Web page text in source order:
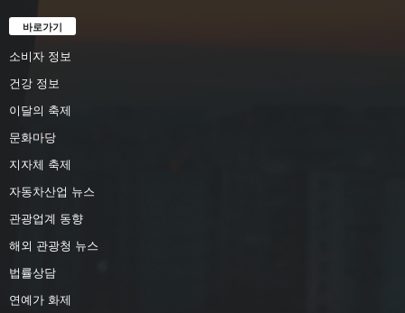
바로가기
소비자 정보
건강 정보
이달의 축제
문화마당
지자체 축제
자동차산업 뉴스
관광업계 동향
해외 관광청 뉴스
법률상담
연예가 화제